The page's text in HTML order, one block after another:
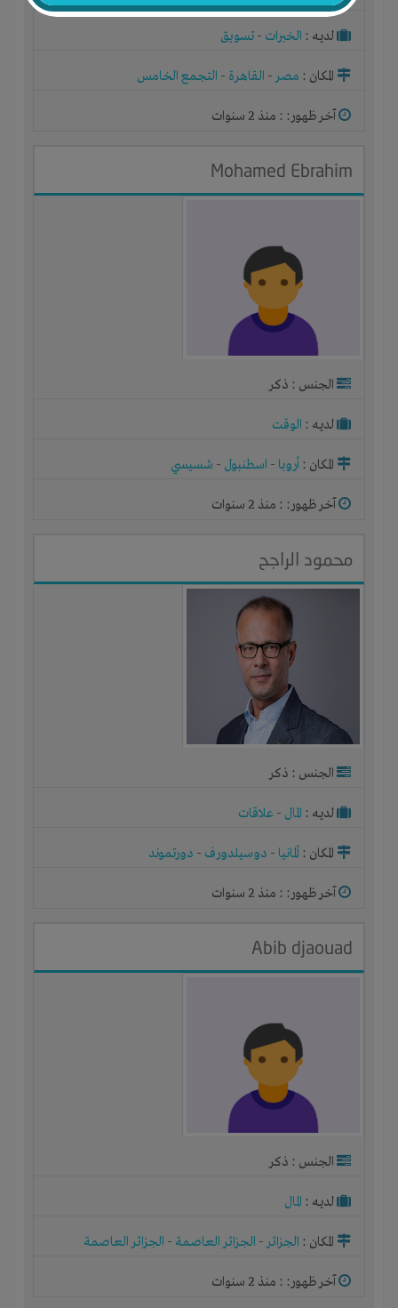
لديـه : الخبرات - تسويق
المكان : مصر- القاهرة - التجمع الخامس
آخر ظهور: : منذ 2 سنوات
Mohamed Ebrahim
الجنس : ذكر
لديـه : الوقت
المكان : أروبا - اسطنبول - شسيسي
آخر ظهور: : منذ 2 سنوات
محمود الراجح
الجنس : ذكر
لديـه : المال - علاقات
المكان : ألمانيا - دوسيلدورف - دورتموند
آخر ظهور: : منذ 2 سنوات
Abib djaouad
الجنس : ذكر
لديـه : المال
المكان : الجزائر- الجزائر العاصمة - الجزائر العاصمة
آخر ظهور: : منذ 2 سنوات